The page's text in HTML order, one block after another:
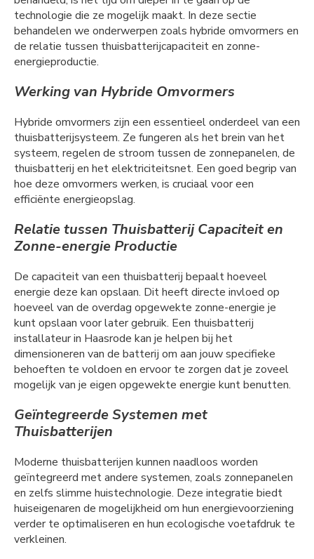
technologie die ze mogelijk maakt. In deze sectie
behandelen we onderwerpen zoals hybride omvormers en
de relatie tussen thuisbatterijcapaciteit en zonne-
energieproductie.
Werking van Hybride Omvormers
Hybride omvormers zijn een essentieel onderdeel van een
thuisbatterijsysteem. Ze fungeren als het brein van het
systeem, regelen de stroom tussen de zonnepanelen, de
thuisbatterij en het elektriciteitsnet. Een goed begrip van
hoe deze omvormers werken, is cruciaal voor een
efficiënte energieopslag.
Relatie tussen Thuisbatterij Capaciteit en
Zonne-energie Productie
De capaciteit van een thuisbatterij bepaalt hoeveel
energie deze kan opslaan. Dit heeft directe invloed op
hoeveel van de overdag opgewekte zonne-energie je
kunt opslaan voor later gebruik. Een thuisbatterij
installateur in Haasrode kan je helpen bij het
dimensioneren van de batterij om aan jouw specifieke
behoeften te voldoen en ervoor te zorgen dat je zoveel
mogelijk van je eigen opgewekte energie kunt benutten.
Geïntegreerde Systemen met
Thuisbatterijen
Moderne thuisbatterijen kunnen naadloos worden
geïntegreerd met andere systemen, zoals zonnepanelen
en zelfs slimme huistechnologie. Deze integratie biedt
huiseigenaren de mogelijkheid om hun energievoorziening
verder te optimaliseren en hun ecologische voetafdruk te
verkleinen.